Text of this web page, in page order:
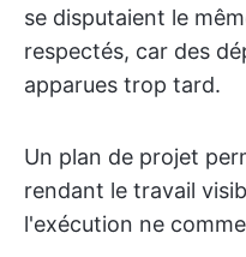
se disputaient le
respectés, car des
apparues trop tard.
Un plan de projet
rendant le travail
l'exécution ne